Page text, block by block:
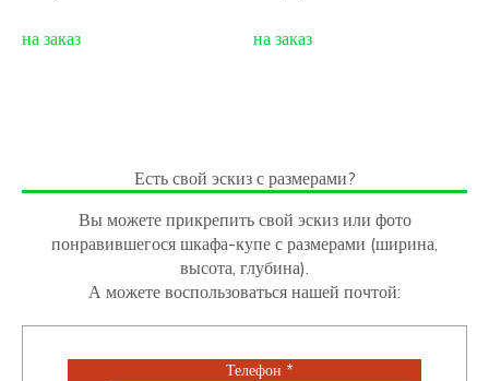
на заказ на заказ
Есть свой эскиз с размерами?
Вы можете прикрепить свой эскиз или фото
понравившегося шкафа-купе с размерами (ширина,
высота, глубина).
А можете воспользоваться нашей почтой:
Телефон *